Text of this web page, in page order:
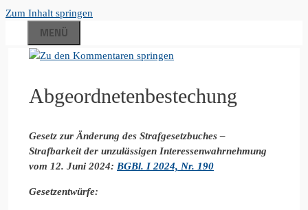
Zum Inhalt springen
MENÜ
Abgeordnetenbestechung
Gesetz zur Änderung des Strafgesetzbuches –
Strafbarkeit der unzulässigen Interessenwahrnehmung
vom 12. Juni 2024: BGBl. I 2024, Nr. 190
Gesetzentwürfe: